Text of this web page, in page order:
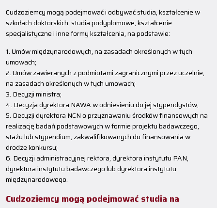
Cudzoziemcy mogą podejmować i odbywać studia, kształcenie w
szkołach doktorskich, studia podyplomowe, kształcenie
specjalistyczne i inne formy kształcenia, na podstawie:
1. Umów międzynarodowych, na zasadach określonych w tych
umowach;
2. Umów zawieranych z podmiotami zagranicznymi przez uczelnie,
na zasadach określonych w tych umowach;
3. Decyzji ministra;
4. Decyzja dyrektora NAWA w odniesieniu do jej stypendystów;
5. Decyzji dyrektora NCN o przyznawaniu środków finansowych na
realizację badań podstawowych w formie projektu badawczego,
stażu lub stypendium, zakwalifikowanych do finansowania w
drodze konkursu;
6. Decyzji administracyjnej rektora, dyrektora instytutu PAN,
dyrektora instytutu badawczego lub dyrektora instytutu
międzynarodowego.
Cudzoziemcy mogą podejmować studia na